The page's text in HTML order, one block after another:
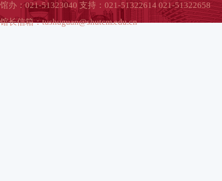
馆办：021-51323040 支持：021-51322614 021-51322658
馆长信箱：tushuguan@shutcm.edu.cn